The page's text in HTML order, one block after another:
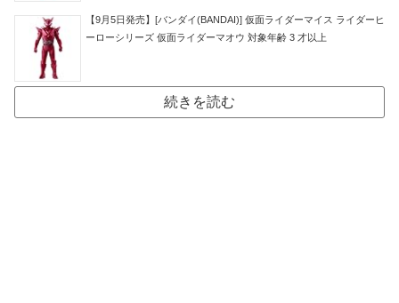
【9月5日発売】[バンダイ(BANDAI)] 仮面ライダーマイス ライダーヒ
ーローシリーズ 仮面ライダーマオウ 対象年齢 3 才以上
続きを読む